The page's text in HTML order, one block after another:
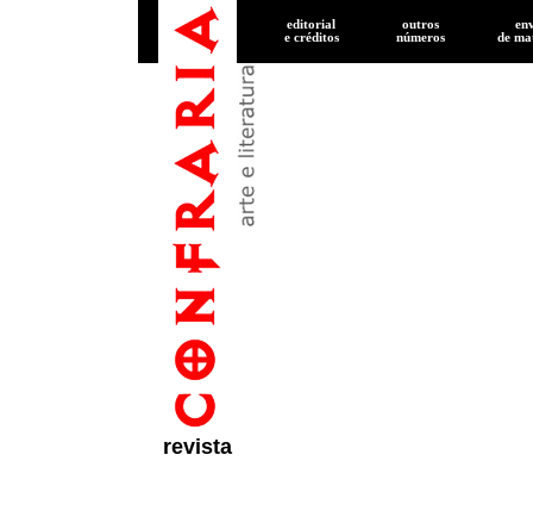
revista
editorial
e créditos
outros
números
de